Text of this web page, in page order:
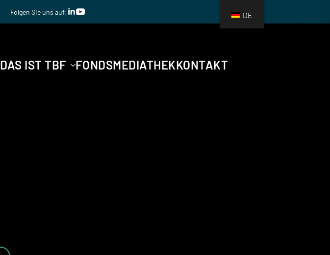
Folgen Sie uns auf:
DAS IST TBF FONDSMEDIATHEKKONTAKT
Folgen Sie uns auf: DE